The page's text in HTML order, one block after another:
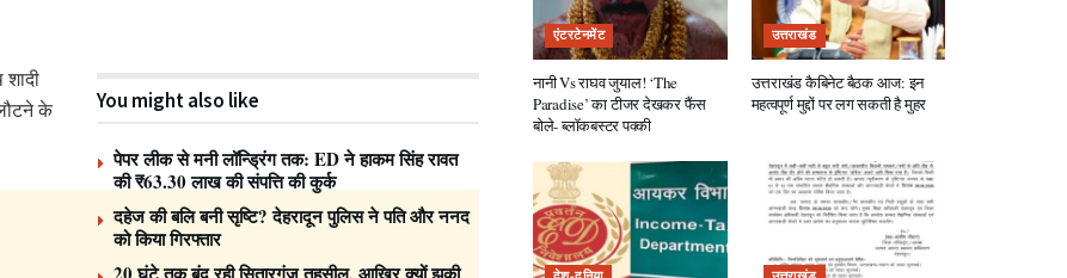
You might also like
पेपर लीक से मनी लॉन्ड्रिंग तक: ED ने हाकम सिंह रावत
की ₹63.30 लाख की संपत्ति की कुर्क
दहेज की बलि बनी सृष्टि? देहरादून पुलिस ने पति और ननद
को किया गिरफ्तार
के
एंटरटेनमेंट
नानी Vs राघव जुयाल! ‘The
Paradise’ का टीजर देखकर फैंस
बोले- ब्लॉकबस्टर पक्की
उत्तराखंड
उत्तराखंड कैबिनेट बैठक आज: इन
महत्वपूर्ण मुद्दों पर लग सकती है मुहर